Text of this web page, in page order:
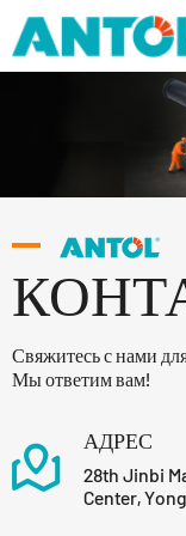
Свяжитесь с нами
Мы ответим вам!
АДРЕС
28th Jinbi
Center,